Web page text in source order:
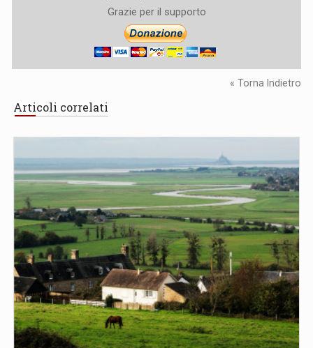
Grazie per il supporto
« Torna Indietro
Articoli correlati